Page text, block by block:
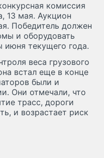
комиссия
13 мая. Аукцион
Победитель должен
и оборудовать
текущего года.
веса грузового
встал еще в конце
были и
Они отмечали, что
трасс, дороги
и возрастает риск